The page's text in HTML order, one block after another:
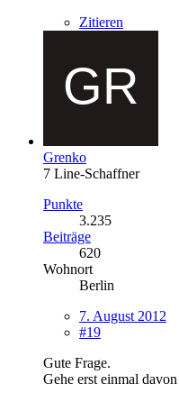
Zitieren
Grenko
7 Line-Schaffner
Punkte
3.235
Beiträge
620
Wohnort
Berlin
7. August 2012
#19
Gute Frage.
Gehe erst einmal